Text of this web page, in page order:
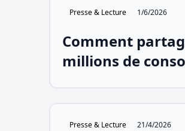
Presse & Lecture 1/6/2026
Comment
millions de
Presse & Lecture 21/4/2026